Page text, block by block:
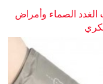
الصماء وأمراض